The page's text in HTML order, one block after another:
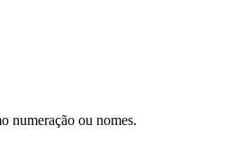
numeração ou nomes.